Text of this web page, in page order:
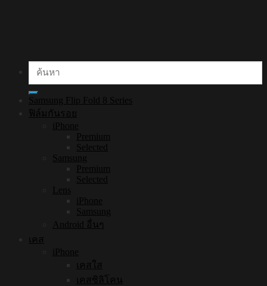
ค้นหา:
Samsung Flip Fold 8 Series
ฟิล์มกันรอย
iPhone
Premium
Selected
Samsung
Premium
Selected
Lens
iPhone
Samsung
Android อื่นๆ
เคส
iPhone
เคสใส
เคสซิลิโคน